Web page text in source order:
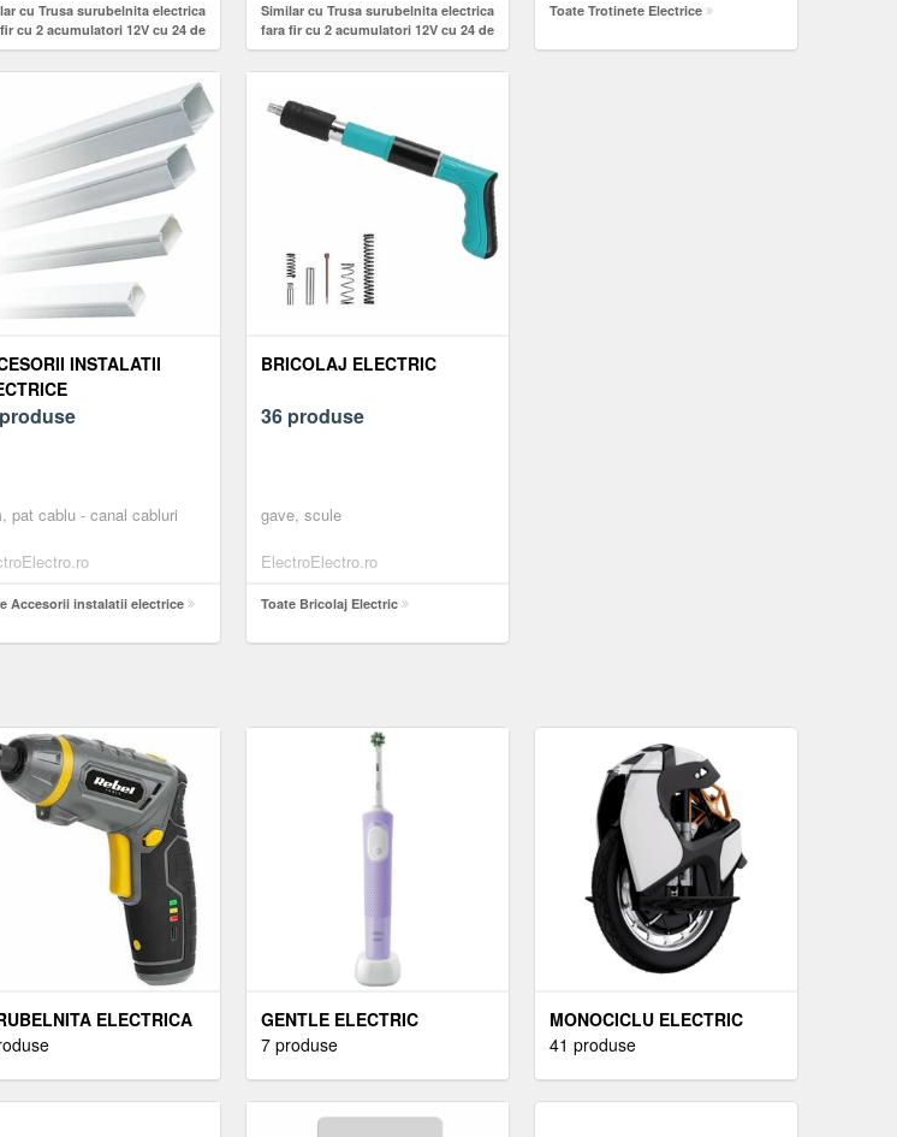
cu Trusa surubelnita electrica
cu 2 acumulatori 12V cu 24 de
incluse 2 viteze
Similar cu Trusa surubelnita electrica
fara fir cu 2 acumulatori 12V cu 24 de
accesorii incluse 2 viteze
Toate Trotinete Electrice
INSTALATII
pat cablu - canal cabluri
Accesorii instalatii electrice
BRICOLAJ ELECTRIC
36 produse
gave, scule
ElectroElectro.ro
Toate Bricolaj Electric
ELECTRICA
GENTLE ELECTRIC
7 produse
MONOCICLU ELECTRIC
41 produse